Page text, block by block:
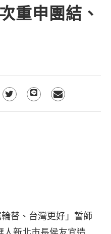
重申團結、
報導
替、台灣更好」誓師